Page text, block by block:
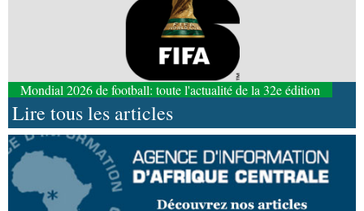
Mondial 2026 de football: toute l'actualité de la 32e édition
Lire tous les articles